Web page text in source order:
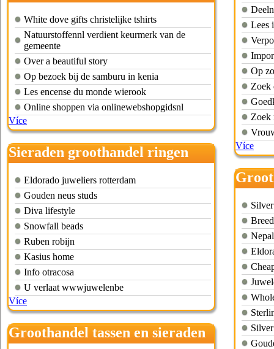
White dove gifts christelijke tshirts
Natuurstoffennl verdient keurmerk van de
gemeente
Over a beautiful story
Op bezoek bij de samburu in kenia
Les encense du monde wierook
Online shoppen via onlinewebshopgidsnl
Více
Sieraden groothandel ringen
Eldorado juweliers rotterdam
Gouden neus studs
Diva lifestyle
Snowfall beads
Ruben robijn
Kasius home
Info otracosa
U verlaat wwwjuwelenbe
Více
Groothandel tassen en sieraden
Lees
Op
Zoek
Zoek
Více